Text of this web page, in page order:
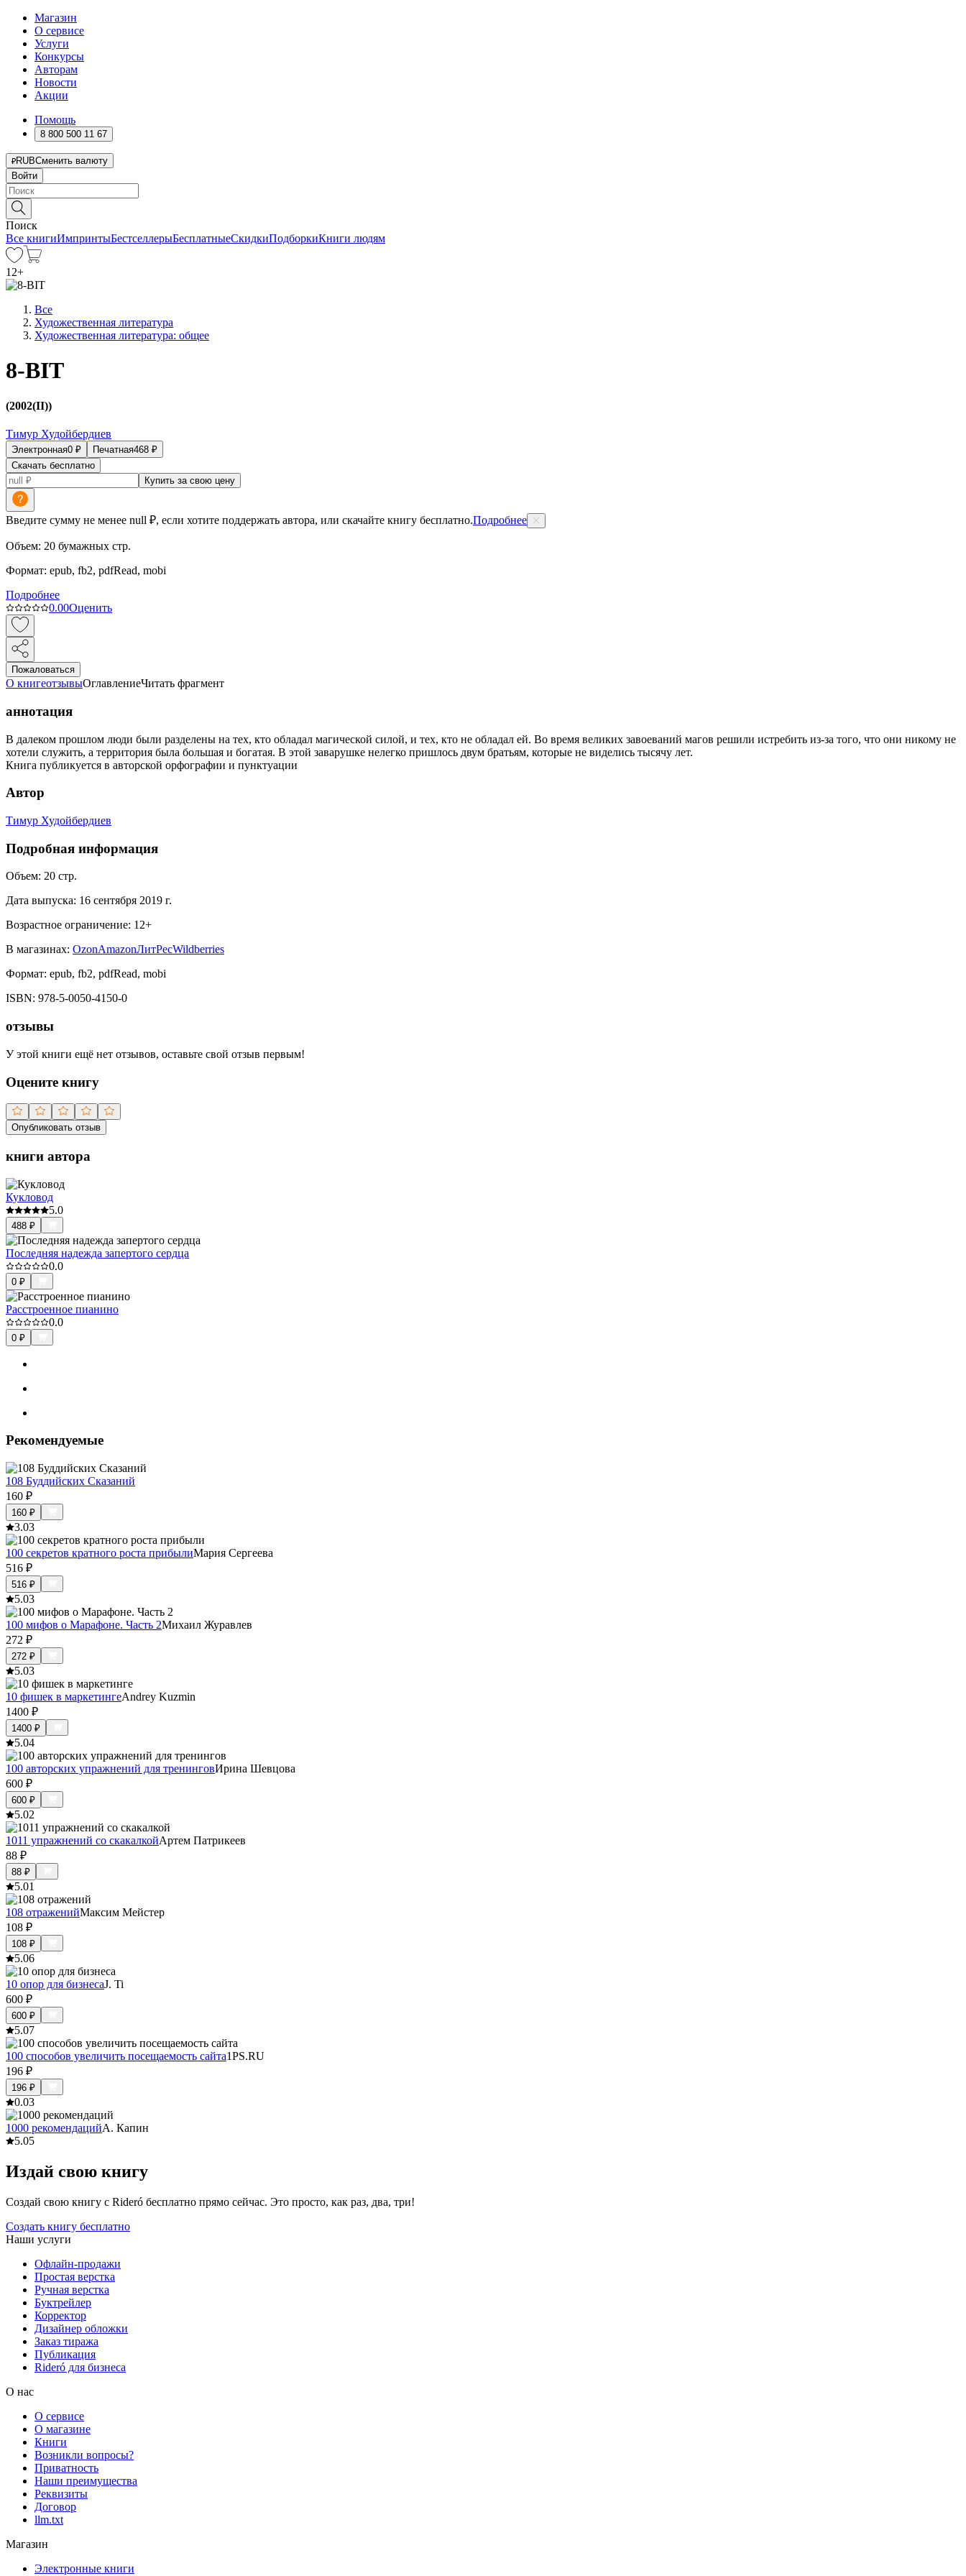
Магазин
О сервисе
Услуги
Конкурсы
Авторам
Новости
Акции
Помощь
8 800 500 11 67
RUBСменить валюту
Войти
Поиск
Все книгиИмпринтыБестселлерыБесплатныеСкидкиПодборкиКниги людям
12+
Все
Художественная литература
Художественная литература: общее
8-BIT
(2002(II))
Тимур Худойбердиев
Электронная0 ₽ Печатная468 ₽
Скачать бесплатно
Купить за свою цену
Введите сумму не менее null ₽, если хотите поддержать автора, или скачайте книгу бесплатно.Подробнее
Объем: 20 бумажных стр.
Формат: epub, fb2, pdfRead, mobi
Подробнее
0.00Оценить
Пожаловаться
О книгеотзывыОглавлениеЧитать фрагмент
аннотация
В далеком прошлом люди были разделены на тех, кто обладал магической силой, и тех, кто не обладал ей. Во время великих завоеваний магов решили истребить из-за того, что они никому не
хотели служить, а территория была большая и богатая. В этой заварушке нелегко пришлось двум братьям, которые не виделись тысячу лет.
Книга публикуется в авторской орфографии и пунктуации
Автор
Тимур Худойбердиев
Подробная информация
Объем: 20 стр.
Дата выпуска: 16 сентября 2019 г.
Возрастное ограничение: 12+
В магазинах: OzonAmazonЛитРесWildberries
Формат: epub, fb2, pdfRead, mobi
ISBN: 978-5-0050-4150-0
отзывы
У этой книги ещё нет отзывов, оставьте свой отзыв первым!
Оцените книгу
Опубликовать отзыв
книги автора
Кукловод
5.0
488 ₽
Последняя надежда запертого сердца
0.0
0 ₽
Расстроенное пианино
0.0
0 ₽
Рекомендуемые
108 Буддийских Сказаний
160 ₽
160 ₽
3.03
100 секретов кратного роста прибылиМария Сергеева
516 ₽
516 ₽
5.03
100 мифов о Марафоне. Часть 2Михаил Журавлев
272 ₽
272 ₽
5.03
10 фишек в маркетингеAndrey Kuzmin
1400 ₽
1400 ₽
5.04
100 авторских упражнений для тренинговИрина Шевцова
600 ₽
600 ₽
5.02
1011 упражнений со скакалкойАртем Патрикеев
88 ₽
88 ₽
5.01
108 отраженийМаксим Мейстер
108 ₽
108 ₽
5.06
10 опор для бизнесаJ. Ti
600 ₽
600 ₽
5.07
100 способов увеличить посещаемость сайта1PS.RU
196 ₽
196 ₽
0.03
1000 рекомендацийА. Капин
5.05
Издай свою книгу
Создай свою книгу с Rideró бесплатно прямо сейчас. Это просто, как раз, два, три!
Создать книгу бесплатно
Наши услуги
Офлайн-продажи
Простая верстка
Ручная верстка
Буктрейлер
Корректор
Дизайнер обложки
Заказ тиража
Публикация
Rideró для бизнеса
О нас
О сервисе
О магазине
Книги
Возникли вопросы?
Приватность
Наши преимущества
Реквизиты
Договор
llm.txt
Магазин
Электронные книги